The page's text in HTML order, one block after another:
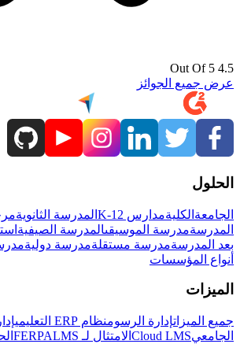
4.5 Out Of 5
عرض جميع الجوائز
الحلول
الجامعة الكليةمدارس K-12 المدرسة الثانوية
المدرسةمدرسة الموسيقىالمدرسة الصيفية
بعد المدرسةمدرسة مستقلةمدرسة دولية
أنواع المؤسسات
الميزات
جميع الميزاتإدارة الرسومنظام ERP التعليمي
الجامعيCloud LMS الامتثال لـ FERPA LMS